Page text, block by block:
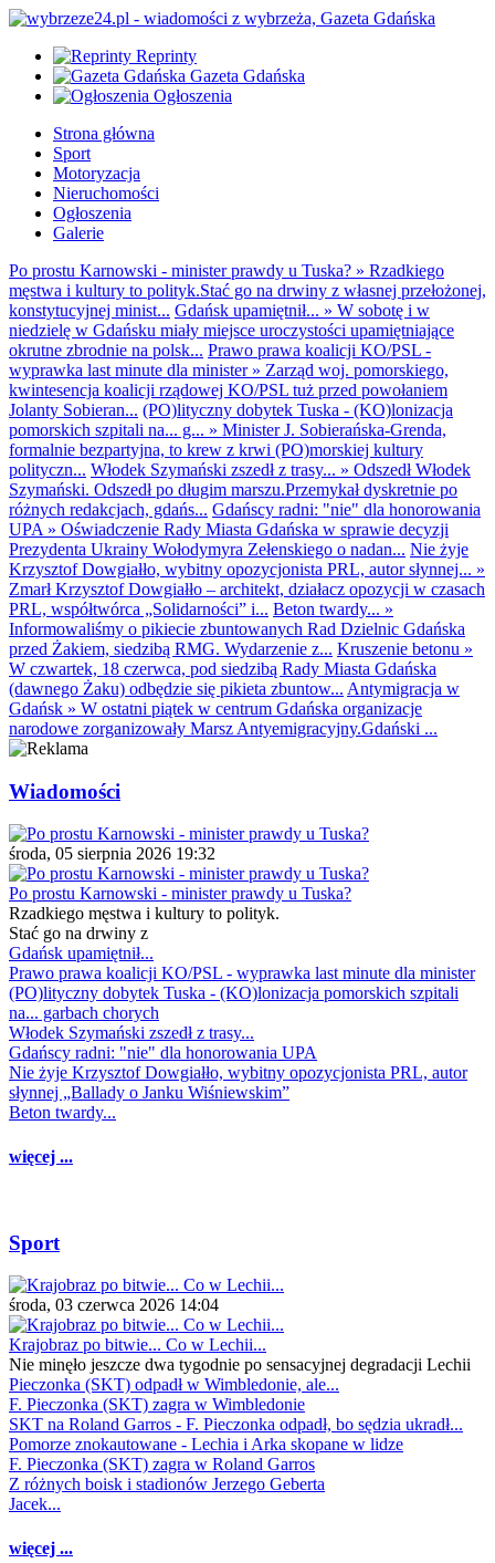
Reprinty
Gazeta Gdańska
Ogłoszenia
Strona główna
Sport
Motoryzacja
Nieruchomości
Ogłoszenia
Galerie
Po prostu Karnowski - minister prawdy u Tuska? » Rzadkiego
męstwa i kultury to polityk.Stać go na drwiny z własnej przełożonej,
konstytucyjnej minist... Gdańsk upamiętnił... » W sobotę i w
niedzielę w Gdańsku miały miejsce uroczystości upamiętniające
okrutne zbrodnie na polsk... Prawo prawa koalicji KO/PSL -
wyprawka last minute dla minister» Zarząd woj. pomorskiego,
kwintesencja koalicji rządowej KO/PSL tuż przed powołaniem
Jolanty Sobieran... (PO)lityczny dobytek Tuska - (KO)lonizacja
pomorskich szpitali na... g... » Minister J. Sobierańska-Grenda,
formalnie bezpartyjna, to krew z krwi (PO)morskiej kultury
polityczn... Włodek Szymański zszedł z trasy... » Odszedł Włodek
Szymański. Odszedł po długim marszu.Przemykał dyskretnie po
różnych redakcjach, gdańs... Gdańscy radni: "nie" dla honorowania
UPA » Oświadczenie Rady Miasta Gdańska w sprawie decyzji
Prezydenta Ukrainy Wołodymyra Zełenskiego o nadan... Nie żyje
Krzysztof Dowgiałło, wybitny opozycjonista PRL, autor słynnej... »
Zmarł Krzysztof Dowgiałło – architekt, działacz opozycji w czasach
PRL, współtwórca „Solidarności” i... Beton twardy... »
Informowaliśmy o pikiecie zbuntowanych Rad Dzielnic Gdańska
przed Żakiem, siedzibą RMG. Wydarzenie z... Kruszenie betonu »
W czwartek, 18 czerwca, pod siedzibą Rady Miasta Gdańska
(dawnego Żaku) odbędzie się pikieta zbuntow... Antymigracja w
Gdańsk » W ostatni piątek w centrum Gdańska organizacje
narodowe zorganizowały Marsz Antyemigracyjny.Gdański ...
Wiadomości
środa, 05 sierpnia 2026 19:32
Po prostu Karnowski - minister prawdy u Tuska?
Rzadkiego męstwa i kultury to polityk.
Stać go na drwiny z
Gdańsk upamiętnił...
Prawo prawa koalicji KO/PSL - wyprawka last minute dla minister
(PO)lityczny dobytek Tuska - (KO)lonizacja pomorskich szpitali
na... garbach chorych
Włodek Szymański zszedł z trasy...
Gdańscy radni: "nie" dla honorowania UPA
Nie żyje Krzysztof Dowgiałło, wybitny opozycjonista PRL, autor
słynnej „Ballady o Janku Wiśniewskim”
Beton twardy...
więcej ...
Sport
środa, 03 czerwca 2026 14:04
Krajobraz po bitwie... Co w Lechii...
Nie minęło jeszcze dwa tygodnie po sensacyjnej degradacji Lechii
Pieczonka (SKT) odpadł w Wimbledonie, ale...
F. Pieczonka (SKT) zagra w Wimbledonie
SKT na Roland Garros - F. Pieczonka odpadł, bo sędzia ukradł...
Pomorze znokautowane - Lechia i Arka skopane w lidze
F. Pieczonka (SKT) zagra w Roland Garros
Z różnych boisk i stadionów Jerzego Geberta
Jacek...
więcej ...